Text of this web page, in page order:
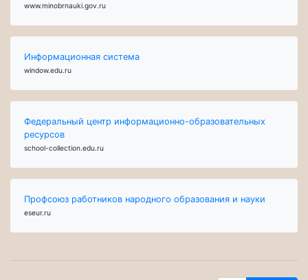
www.minobrnauki.gov.ru
Информационная система
window.edu.ru
Федеральный центр информационно-образовательных
ресурсов
school-collection.edu.ru
Профсоюз работников народного образования и науки
eseur.ru